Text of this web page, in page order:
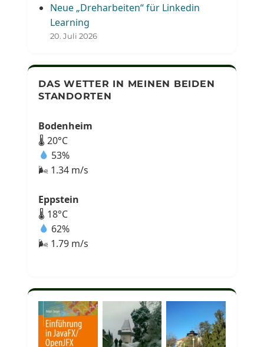
Neue „Dreharbeiten“ für Linkedin
Learning
20. Juli 2026
DAS WETTER IN MEINEN BEIDEN
STANDORTEN
Bodenheim
🌡 20°C
53%
🌬 1.34 m/s
Eppstein
🌡 18°C
62%
🌬 1.79 m/s